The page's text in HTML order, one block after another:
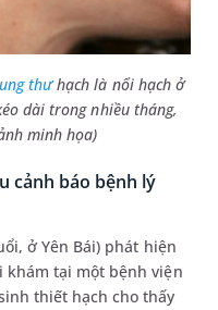
ung thưhạch là nổi hạch ở
dài trong nhiều tháng,
minh họa)
cảnh báo bệnh lý
ở Yên Bái) phát hiện
khám tại một bệnh viện
thiết hạch cho thấy